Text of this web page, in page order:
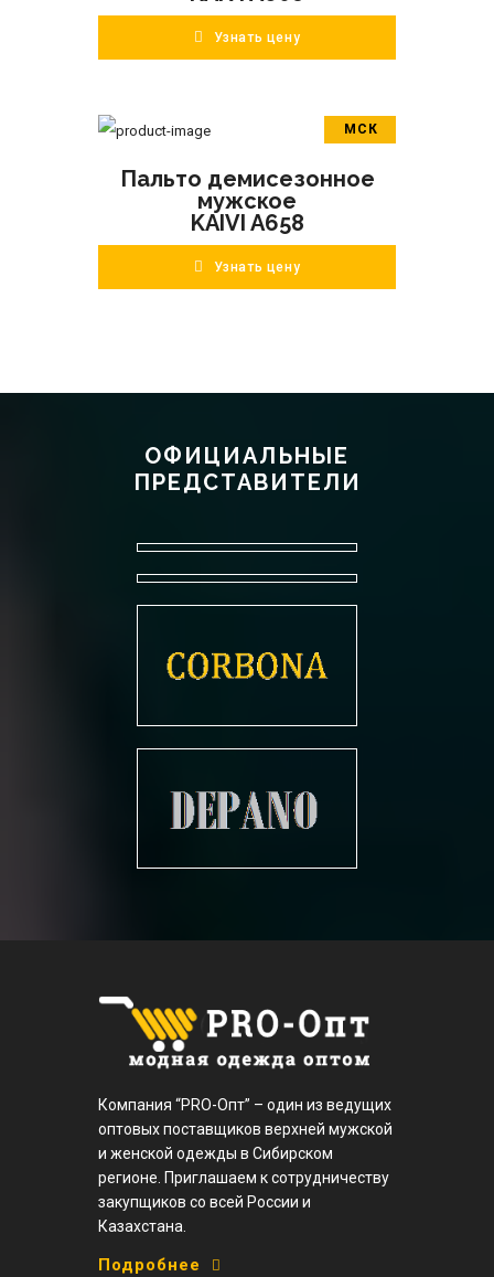
Узнать цену
МСК
ПОДРОБНЕЕ
Пальто демисезонное
мужское
KAIVI A658
Узнать цену
ОФИЦИАЛЬНЫЕ
ПРЕДСТАВИТЕЛИ
Компания “PRO-Опт” – один из ведущих
оптовых поставщиков верхней мужской
и женской одежды в Сибирском
регионе. Приглашаем к сотрудничеству
закупщиков со всей России и
Казахстана.
Подробнее